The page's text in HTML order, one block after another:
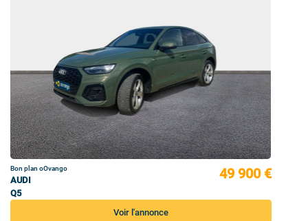
Bon plan oOvango
AUDI
Q5
49 900 €
Voir l'annonce